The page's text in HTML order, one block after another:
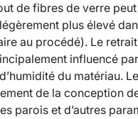
de fibres de verre
plus élevé
au procédé). Le retrait
influencé
du matériau.
de la conception
parois et d’autres